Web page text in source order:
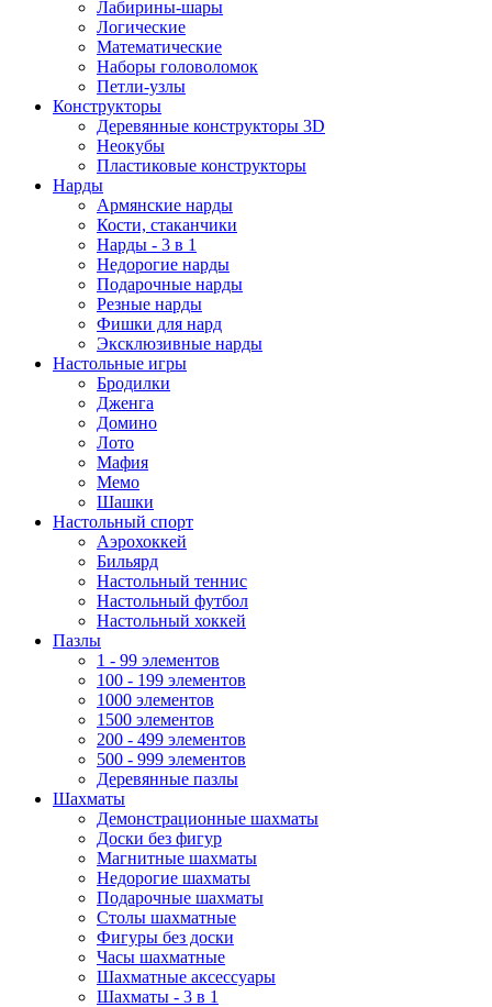
Лабирины-шары
Логические
Математические
Наборы головоломок
Петли-узлы
Конструкторы
Деревянные конструкторы 3D
Неокубы
Пластиковые конструкторы
Нарды
Армянские нарды
Кости, стаканчики
Нарды - 3 в 1
Недорогие нарды
Подарочные нарды
Резные нарды
Фишки для нард
Эксклюзивные нарды
Настольные игры
Бродилки
Дженга
Домино
Лото
Мафия
Мемо
Шашки
Настольный спорт
Аэрохоккей
Бильярд
Настольный теннис
Настольный футбол
Настольный хоккей
Пазлы
1 - 99 элементов
100 - 199 элементов
1000 элементов
1500 элементов
200 - 499 элементов
500 - 999 элементов
Деревянные пазлы
Шахматы
Демонстрационные шахматы
Доски без фигур
Магнитные шахматы
Недорогие шахматы
Подарочные шахматы
Столы шахматные
Фигуры без доски
Часы шахматные
Шахматные аксессуары
Шахматы - 3 в 1